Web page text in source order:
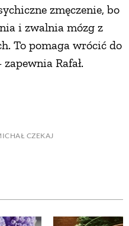
zmęczenie, bo
i zwalnia mózg z
To pomaga wrócić do
Rafał.
CZEKAJ